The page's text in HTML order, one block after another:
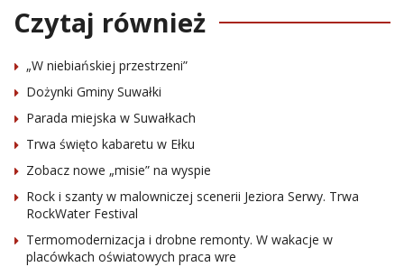
Czytaj również
„W niebiańskiej przestrzeni”
Dożynki Gminy Suwałki
Parada miejska w Suwałkach
Trwa święto kabaretu w Ełku
Zobacz nowe „misie” na wyspie
Rock i szanty w malowniczej scenerii Jeziora Serwy. Trwa
RockWater Festival
Termomodernizacja i drobne remonty. W wakacje w
placówkach oświatowych praca wre